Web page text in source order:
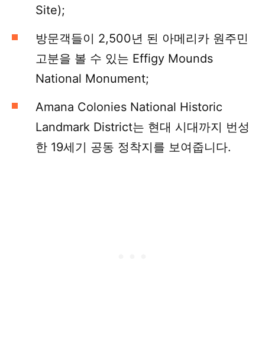
Site);
방문객들이 2,500년 된 아메리카 원주민
고분을 볼 수 있는 Effigy Mounds
National Monument;
Amana Colonies National Historic
Landmark District는 현대 시대까지 번성
한 19세기 공동 정착지를 보여줍니다.